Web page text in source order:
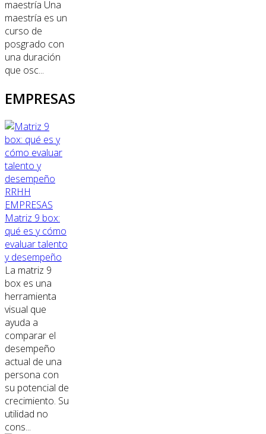
maestría Una
maestría es un
curso de
posgrado con
una duración
que osc...
EMPRESAS
RRHH
EMPRESAS
Matriz 9 box:
qué es y cómo
evaluar talento
y desempeño
La matriz 9
box es una
herramienta
visual que
ayuda a
comparar el
desempeño
actual de una
persona con
su potencial de
crecimiento. Su
utilidad no
cons...